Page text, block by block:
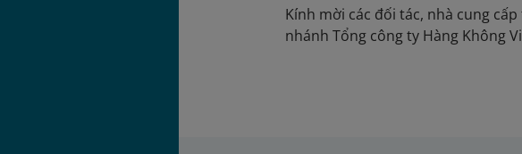
Kính mời các đối tác, nhà cung
nhánh Tổng công ty Hàng Không